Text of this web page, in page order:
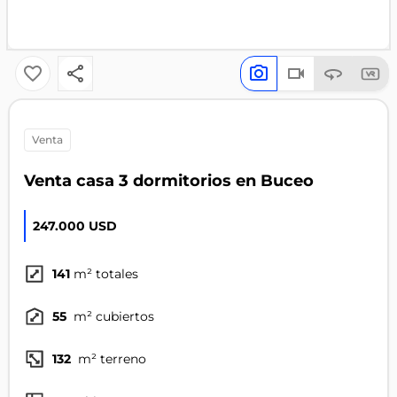
venta
Venta casa 3 dormitorios en Buceo
247.000 USD
141 m² totales
55 m² cubiertos
132 m² terreno